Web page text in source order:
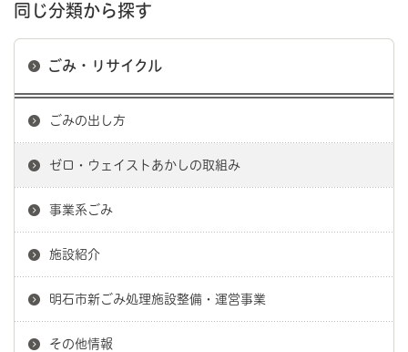
同じ分類から探す
ごみ・リサイクル
ごみの出し方
ゼロ・ウェイストあかしの取組み
事業系ごみ
施設紹介
明石市新ごみ処理施設整備・運営事業
その他情報